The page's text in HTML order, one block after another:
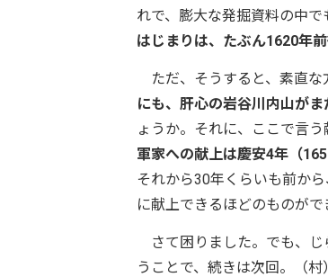
れで、膨大な発掘資料の中で
はじまりは、たぶん1620年
ただ、そうすると、素直な
にも、肝心の岩谷川内山がま
ょうか。それに、ここで言
軍家への献上は慶安4年（
それから30年くらいも前か
に献上できるほどのものが
さて困りました。でも、じ
うことで、続きは次回。（村）